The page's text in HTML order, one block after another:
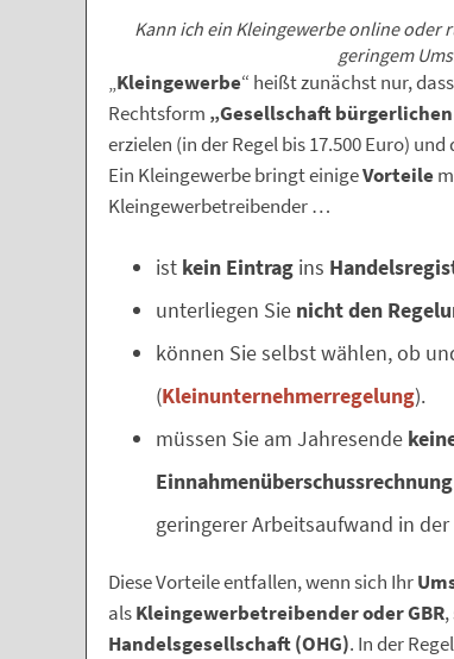
Kann ich ein Kleingewerbe online oder
geringem
„Kleingewerbe“ heißt zunächst nur,
Rechtsform „Gesellschaft
erzielen (in der Regel bis 17.500 Euro) und
Ein Kleingewerbe bringt einigeVorteile
Kleingewerbetreibender …
ist kein Eintrag ins
unterliegen Sie nicht den
können Sie selbst wählen, ob
(Kleinunternehmerregelung).
müssen Sie am Jahresende
Einnahmenüberschussrechnung
geringerer Arbeitsaufwand in
Diese Vorteile entfallen, wenn sich Ihr
alsKleingewerbetreibender oder GBR
Handelsgesellschaft (OHG). In der